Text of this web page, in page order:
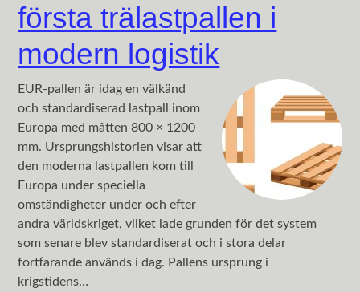
första trälastpallen i
modern logistik
EUR-pallen är idag en välkänd
och standardiserad lastpall inom
Europa med måtten 800 × 1200
mm. Ursprungshistorien visar att
den moderna lastpallen kom till
Europa under speciella
omständigheter under och efter
andra världskriget, vilket lade grunden för det system
som senare blev standardiserat och i stora delar
fortfarande används i dag. Pallens ursprung i
krigstidens…